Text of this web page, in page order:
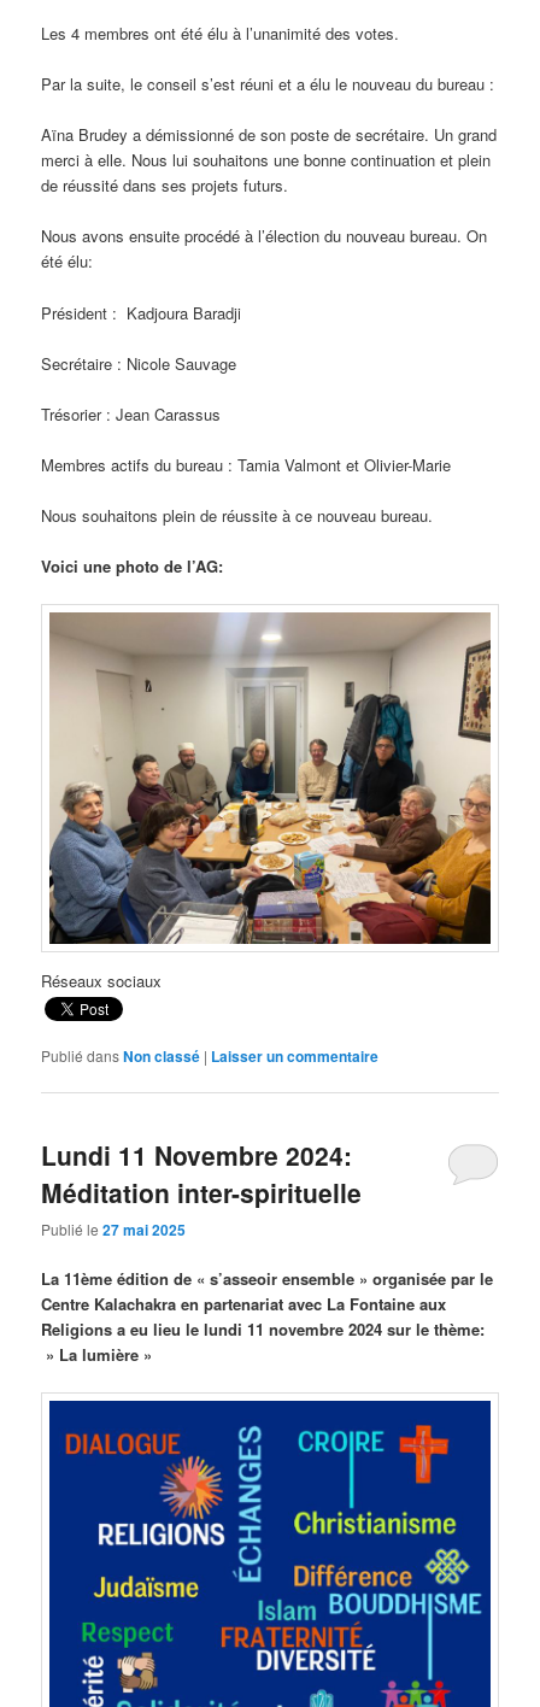
Les 4 membres ont été élu à l’unanimité des votes.
Par la suite, le conseil s’est réuni et a élu le nouveau du bureau :
Aïna Brudey a démissionné de son poste de secrétaire. Un grand
merci à elle. Nous lui souhaitons une bonne continuation et plein
de réussité dans ses projets futurs.
Nous avons ensuite procédé à l’élection du nouveau bureau. On
été élu:
Président : Kadjoura Baradji
Secrétaire : Nicole Sauvage
Trésorier : Jean Carassus
Membres actifs du bureau : Tamia Valmont et Olivier-Marie
Nous souhaitons plein de réussite à ce nouveau bureau.
Voici une photo de l’AG:
Réseaux sociaux
Publié dansNon classé | Laisser un commentaire
Lundi 11 Novembre 2024:
Méditation inter-spirituelle
Publié le27 mai 2025
La 11ème édition de « s’asseoir ensemble » organisée par le
Centre Kalachakra en partenariat avec La Fontaine aux
Religions a eu lieu le lundi 11 novembre 2024 sur le thème:
» La lumière »